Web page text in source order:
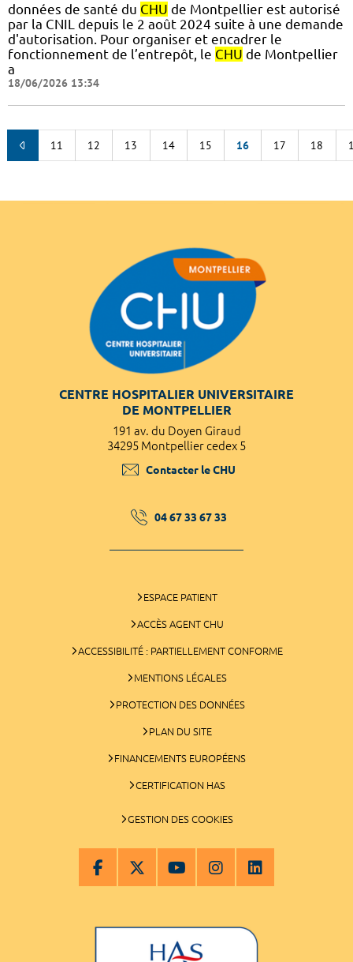
données de santé du CHU de Montpellier est autorisé
par la CNIL depuis le 2 août 2024 suite à une demande
d'autorisation. Pour organiser et encadrer le
fonctionnement de l’entrepôt, le CHU de Montpellier
a
18/06/2026 13:34
11 12 13 14 15 16 17 18
CENTRE HOSPITALIER UNIVERSITAIRE
DE MONTPELLIER
191 av. du Doyen Giraud
34295 Montpellier cedex 5
Contacter le CHU
04 67 33 67 33
ESPACE PATIENT
ACCÈS AGENT CHU
ACCESSIBILITÉ : PARTIELLEMENT CONFORME
MENTIONS LÉGALES
PROTECTION DES DONNÉES
PLAN DU SITE
FINANCEMENTS EUROPÉENS
CERTIFICATION HAS
GESTION DES COOKIES